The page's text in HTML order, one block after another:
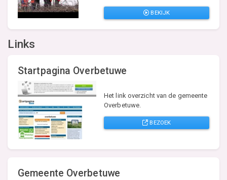
BEKIJK
Links
Startpagina Overbetuwe
Het link overzicht van de gemeente
Overbetuwe.
BEZOEK
Gemeente Overbetuwe